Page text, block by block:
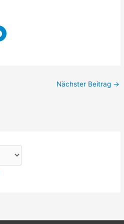
Nächster Beitrag →